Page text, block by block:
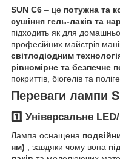
SUN C6 – це потужна та
сушіння гель-лаків та
підходить як для
професійних майстрів
світлодіодним
рівномірне та безпечне
покриттів, біогелів та
Переваги лампи
1️⃣ Універсальне
Лампа оснащена
нм) , завдяки чому вона